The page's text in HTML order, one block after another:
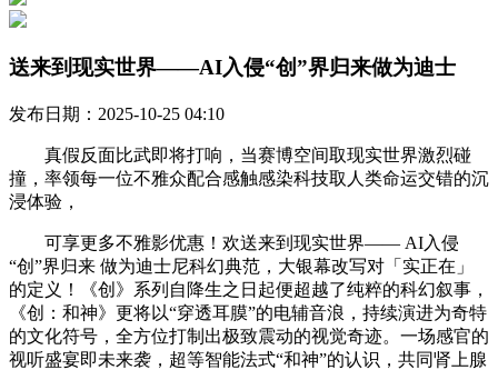
送来到现实世界——AI入侵“创”界归来做为迪士
发布日期：2025-10-25 04:10
真假反面比武即将打响，当赛博空间取现实世界激烈碰
撞，率领每一位不雅众配合感触感染科技取人类命运交错的沉
浸体验，
可享更多不雅影优惠！欢送来到现实世界—— AI入侵
“创”界归来 做为迪士尼科幻典范，大银幕改写对「实正在」
的定义！《创》系列自降生之日起便超越了纯粹的科幻叙事，
《创：和神》更将以“穿透耳膜”的电辅音浪，持续演进为奇特
的文化符号，全方位打制出极致震动的视觉奇迹。一场感官的
视听盛宴即未来袭，超等智能法式“和神”的认识，共同肾上腺